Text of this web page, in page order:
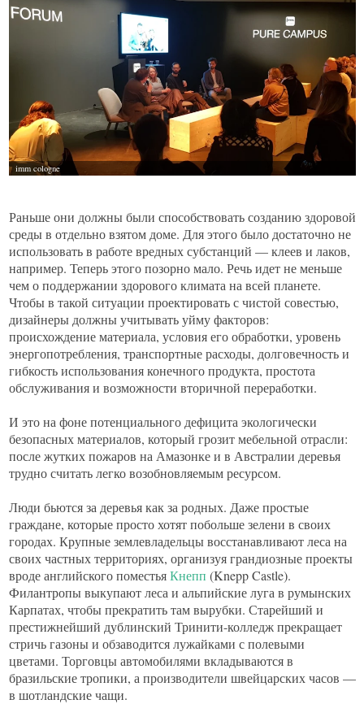
Раньше они должны были способствовать созданию здоровой
среды в отдельно взятом доме. Для этого было достаточно не
использовать в работе вредных субстанций — клеев и лаков,
например. Теперь этого позорно мало. Речь идет не меньше
чем о поддержании здорового климата на всей планете.
Чтобы в такой ситуации проектировать с чистой совестью,
дизайнеры должны учитывать уйму факторов:
происхождение материала, условия его обработки, уровень
энергопотребления, транспортные расходы, долговечность и
гибкость использования конечного продукта, простота
обслуживания и возможности вторичной переработки.
И это на фоне потенциального дефицита экологически
безопасных материалов, который грозит мебельной отрасли:
после жутких пожаров на Амазонке и в Австралии деревья
трудно считать легко возобновляемым ресурсом.
Люди бьются за деревья как за родных. Даже простые
граждане, которые просто хотят побольше зелени в своих
городах. Крупные землевладельцы восстанавливают леса на
своих частных территориях, организуя грандиозные проекты
вроде английского поместьяКнепп (Knepp Castle).
Филантропы выкупают леса и альпийские луга в румынских
Карпатах, чтобы прекратить там вырубки. Старейший и
престижнейший дублинский Тринити-колледж прекращает
стричь газоны и обзаводится лужайками с полевыми
цветами. Торговцы автомобилями вкладываются в
бразильские тропики, а производители швейцарских часов —
в шотландские чащи.